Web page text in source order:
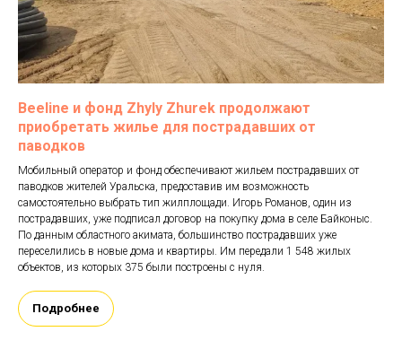
Beeline и фонд Zhyly Zhurek продолжают
приобретать жилье для пострадавших от
паводков
Мобильный оператор и фонд обеспечивают жильем пострадавших от
паводков жителей Уральска, предоставив им возможность
самостоятельно выбрать тип жилплощади. Игорь Романов, один из
пострадавших, уже подписал договор на покупку дома в селе Байконыс.
По данным областного акимата, большинство пострадавших уже
переселились в новые дома и квартиры. Им передали 1 548 жилых
объектов, из которых 375 были построены с нуля.
Подробнее